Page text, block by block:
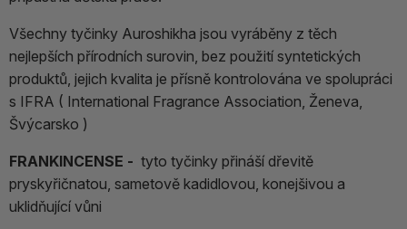
Všechny tyčinky Auroshikha jsou vyráběny z těch
nejlepších přírodních surovin, bez použití syntetických
produktů, jejich kvalita je přísně kontrolována ve spolupráci
s IFRA ( International Fragrance Association, Ženeva,
Švýcarsko )
FRANKINCENSE - tyto tyčinky přináší dřevitě
pryskyřičnatou, sametově kadidlovou, konejšivou a
uklidňující vůni